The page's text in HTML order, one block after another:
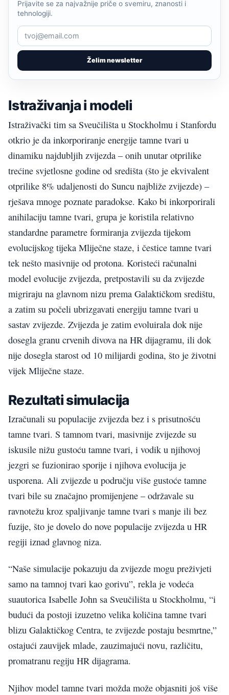
Želim newsletter
Prijavite se za najvažnije priče o svemiru, znanosti i
tehnologiji.
Istraživanja i modeli
Istraživački tim sa Sveučilišta u Stockholmu i Stanfordu
otkrio je da inkorporiranje energije tamne tvari u
dinamiku najdubljih zvijezda – onih unutar otprilike
trećine svjetlosne godine od središta (što je ekvivalent
otprilike 8% udaljenosti do Suncu najbliže zvijezde) –
rješava mnoge poznate paradokse. Kako bi inkorporirali
anihilaciju tamne tvari, grupa je koristila relativno
standardne parametre formiranja zvijezda tijekom
evolucijskog tijeka Mliječne staze, i čestice tamne tvari
tek nešto masivnije od protona. Koristeći računalni
model evolucije zvijezda, pretpostavili su da zvijezde
migriraju na glavnom nizu prema Galaktičkom središtu,
a zatim su počeli ubrizgavati energiju tamne tvari u
sastav zvijezde. Zvijezda je zatim evoluirala dok nije
dosegla granu crvenih divova na HR dijagramu, ili dok
nije dosegla starost od 10 milijardi godina, što je životni
vijek Mliječne staze.
Rezultati simulacija
Izračunali su populacije zvijezda bez i s prisutnošću
tamne tvari. S tamnom tvari, masivnije zvijezde su
iskusile nižu gustoću tamne tvari, i vodik u njihovoj
jezgri se fuzionirao sporije i njihova evolucija je
usporena. Ali zvijezde u području više gustoće tamne
tvari bile su značajno promijenjene – održavale su
ravnotežu kroz spaljivanje tamne tvari s manje ili bez
fuzije, što je dovelo do nove populacije zvijezda u HR
regiji iznad glavnog niza.
“Naše simulacije pokazuju da zvijezde mogu preživjeti
samo na tamnoj tvari kao gorivu”, rekla je vodeća
suautorica Isabelle John sa Sveučilišta u Stockholmu, “i
budući da postoji izuzetno velika količina tamne tvari
blizu Galaktičkog Centra, te zvijezde postaju besmrtne,”
ostajući zauvijek mlade, zauzimajući novu, različitu,
promatranu regiju HR dijagrama.
Njihov model tamne tvari možda može objasniti još više